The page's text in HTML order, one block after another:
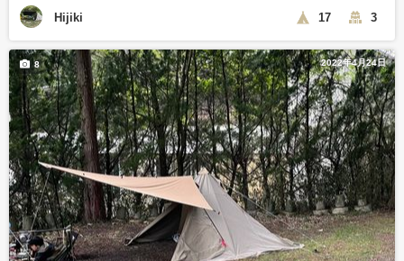
Hijiki 17 3
2022年4月24日
8